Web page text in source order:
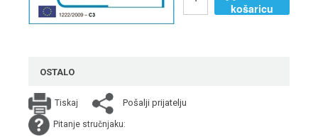
košaricu
OSTALO
Tiskaj Pošalji prijatelju
Pitanje stručnjaku: